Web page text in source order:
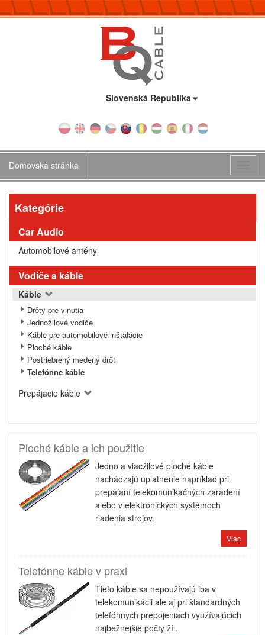
Slovenská Republika
Domovská stránka
Kategórie
Car Audio
Automobilové antény
Vodiče a káble
Káble
Drôty pre vinutia
Jednožilové vodiče
Káble pre automobilové inštalácie
Ploché káble
Postriebrený medený drôt
Telefónne káble
Prepájacie káble
Ploché káble a ich použitie
Jedno a viacžilové ploché káble
nachádzajú uplatnenie napríklad pri
prepájaní telekomunikačných zaradení
alebo v elektronických systémoch
riadenia strojov.
Viac
Telefónne káble v praxi
Tieto káble sa nepoužívajú iba v
telekomunikácii ale aj pri štandardných
telefónnych prepojeniach využívajúcich
najbežnejšie počty žíl.